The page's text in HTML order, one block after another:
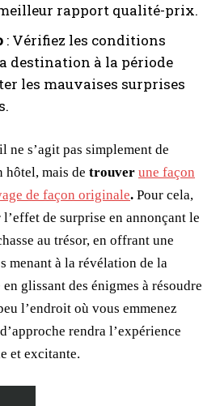
rapport qualité-prix.
: Vérifiez les conditions
destination à la période
les mauvaises surprises
ne s’agit pas simplement de
hôtel, mais de trouver une façon
de façon originale. Pour cela,
de surprise en annonçant le
au trésor, en offrant une
menant à la révélation de la
glissant des énigmes à résoudre
l’endroit où vous emmenez
rendra l’expérience
et excitante.